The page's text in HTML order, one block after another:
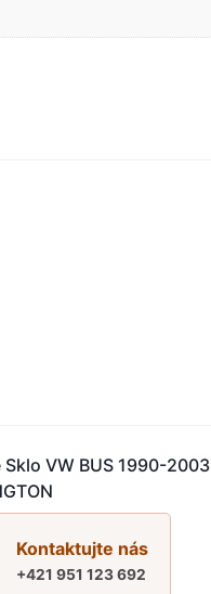
Sklo VW BUS 1990-2003
Kontaktujte nás
+421 951 123 692